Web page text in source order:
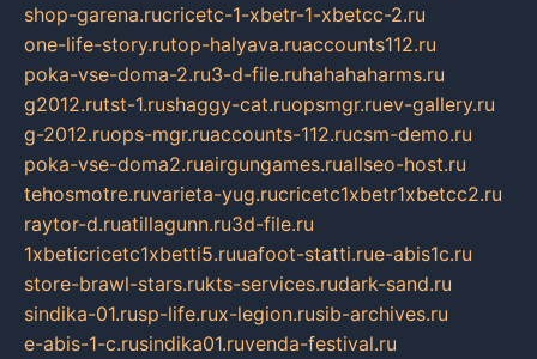
shop-garena.rucricetc-1-xbetr-1-xbetcc-2.ru
one-life-story.rutop-halyava.ruaccounts112.ru
poka-vse-doma-2.ru3-d-file.ruhahahaharms.ru
g2012.rutst-1.rushaggy-cat.ruopsmgr.ruev-gallery.ru
g-2012.ruops-mgr.ruaccounts-112.rucsm-demo.ru
poka-vse-doma2.ruairgungames.ruallseo-host.ru
tehosmotre.ruvarieta-yug.rucricetc1xbetr1xbetcc2.ru
raytor-d.ruatillagunn.ru3d-file.ru
1xbeticricetc1xbetti5.ruuafoot-statti.rue-abis1c.ru
store-brawl-stars.rukts-services.rudark-sand.ru
sindika-01.rusp-life.rux-legion.rusib-archives.ru
e-abis-1-c.rusindika01.ruvenda-festival.ru